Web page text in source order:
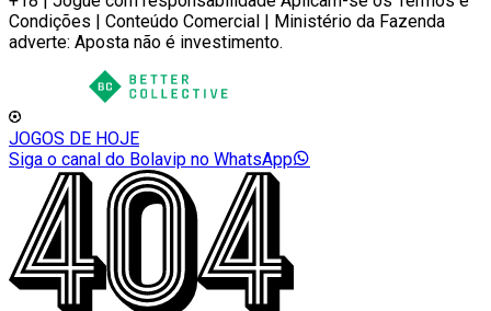
Condições | Conteúdo Comercial | Ministério da Fazenda
adverte: Aposta não é investimento.
JOGOS DE HOJE
Siga o canal do Bolavip no WhatsApp